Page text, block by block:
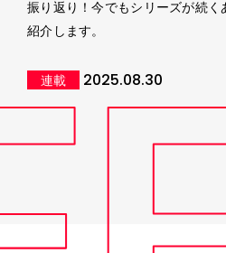
振り返り！今でもシリーズが続
紹介します。
連載 2025.08.30